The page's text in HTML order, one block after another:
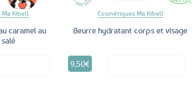
Ma Kibell
caramel au
Cosmétiques Ma Kibell
Beurre hydratant corps et visage
9,50€